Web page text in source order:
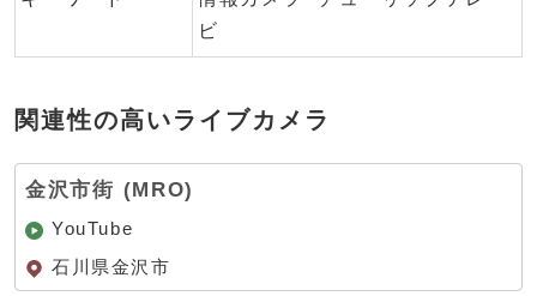
ビ
関連性の高いライブカメラ
金沢市街 (MRO)
YouTube
石川県金沢市